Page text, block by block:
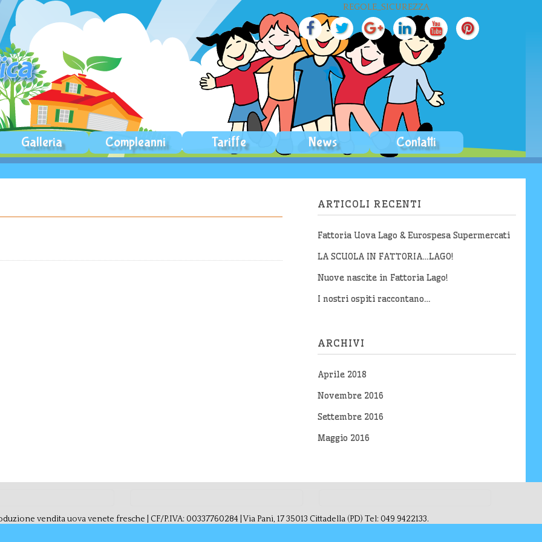
REGOLE_SICUREZZA
Galleria Compleanni Tariffe News Contatti
ARTICOLI RECENTI
Fattoria Uova Lago & Eurospesa Supermercati
LA SCUOLA IN FATTORIA…LAGO!
Nuove nascite in Fattoria Lago!
I nostri ospiti raccontano…
ARCHIVI
Aprile 2018
Novembre 2016
Settembre 2016
Maggio 2016
vendita uova venete fresche | CF/P.IVA: 00337760284 | Via Pani, 17 35013 Cittadella (PD) Tel: 049 9422133.